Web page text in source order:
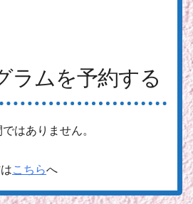
ラムを予約する
はありません。
こちらへ